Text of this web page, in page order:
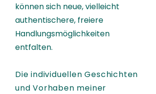
können sich neue, vielleicht
authentischere, freiere
Handlungsmöglichkeiten
entfalten.
Die individuellen Geschichten
und Vorhaben meiner